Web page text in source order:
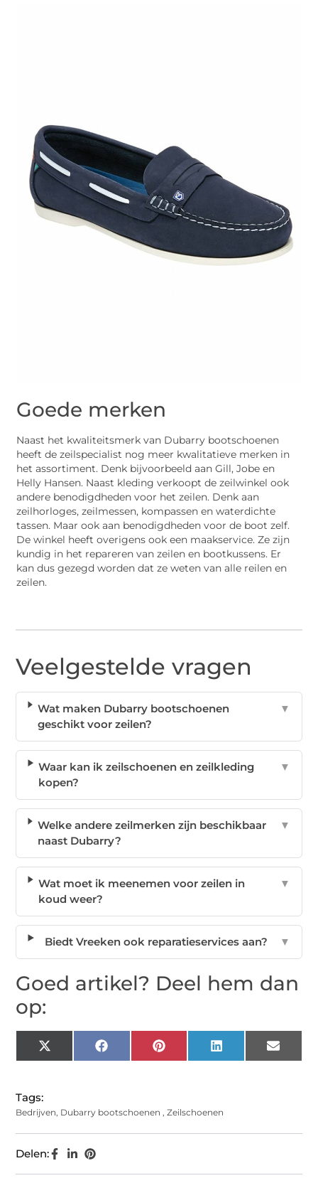
Goede merken
Naast het kwaliteitsmerk van Dubarry bootschoenen
heeft de zeilspecialist nog meer kwalitatieve merken in
het assortiment. Denk bijvoorbeeld aan Gill, Jobe en
Helly Hansen. Naast kleding verkoopt de zeilwinkel ook
andere benodigdheden voor het zeilen. Denk aan
zeilhorloges, zeilmessen, kompassen en waterdichte
tassen. Maar ook aan benodigdheden voor de boot zelf.
De winkel heeft overigens ook een maakservice. Ze zijn
kundig in het repareren van zeilen en bootkussens. Er
kan dus gezegd worden dat ze weten van alle reilen en
zeilen.
Veelgestelde vragen
Wat maken Dubarry bootschoenen
geschikt voor zeilen?
▼
Waar kan ik zeilschoenen en zeilkleding
kopen?
▼
Welke andere zeilmerken zijn beschikbaar
naast Dubarry?
▼
Wat moet ik meenemen voor zeilen in
koud weer?
▼
Biedt Vreeken ook reparatieservices aan? ▼
Goed artikel? Deel hem dan
op:
X
(Twitter)
Facebook Pinterest LinkedIn Email
Tags:
Bedrijven, Dubarry bootschoenen ,Zeilschoenen
Delen: